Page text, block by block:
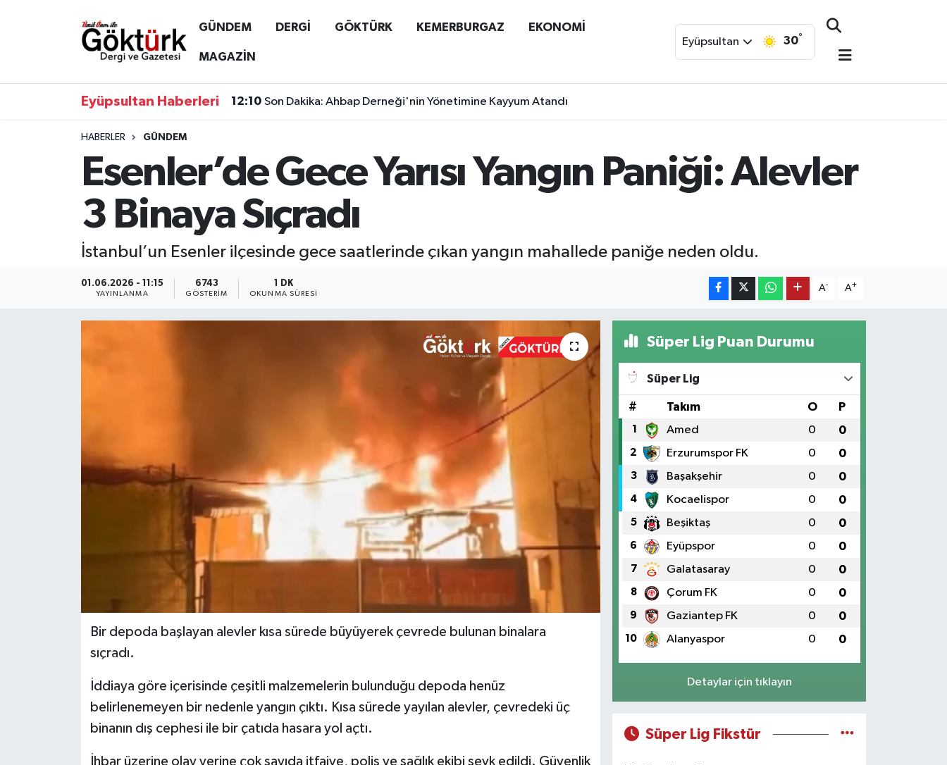
GÜNDEM DERGİ GÖKTÜRK KEMERBURGAZ EKONOMİ
MAGAZİN
Eyüpsultan 30°
Eyüpsultan Haberleri 12:10 Son Dakika: Ahbap Derneği'nin Yönetimine Kayyum Atandı
HABERLER GÜNDEM
Esenler’de Gece Yarısı Yangın Paniği: Alevler
3 Binaya Sıçradı
İstanbul’un Esenler ilçesinde gece saatlerinde çıkan yangın mahallede paniğe neden oldu.
01.06.2026 - 11:15
YAYINLANMA
6743
GÖSTERIM
1 DK
OKUNMA SÜRESI
A- A+
Bir depoda başlayan alevler kısa sürede büyüyerek çevrede bulunan binalara
sıçradı.
İddiaya göre içerisinde çeşitli malzemelerin bulunduğu depoda henüz
belirlenemeyen bir nedenle yangın çıktı. Kısa sürede yayılan alevler, çevredeki üç
binanın dış cephesi ile bir çatıda hasara yol açtı.
İhbar üzerine olay yerine çok sayıda itfaiye, polis ve sağlık ekibi sevk edildi. Güvenlik
Süper Lig Puan Durumu
Süper Lig
# Takım O P
1 Amed 0 0
2 Erzurumspor FK 0 0
3 Başakşehir 0 0
4 Kocaelispor 0 0
5 Beşiktaş 0 0
6 Eyüpspor 0 0
7 Galatasaray 0 0
8 Çorum FK 0 0
9 Gaziantep FK 0 0
10 Alanyaspor 0 0
Detaylar için tıklayın
Süper Lig Fikstür
Anne Çocuk
ÖZEL HABER
SAĞLIK
Eyüpsultan Hava Durumu
Tüm Manşetler
Son Dakika Haberleri